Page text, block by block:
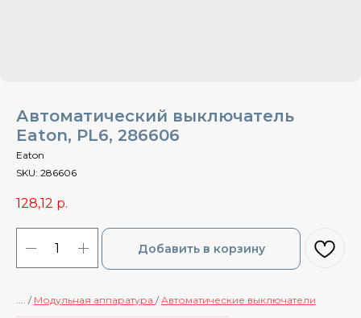
Автоматический выключатель
Eaton, PL6, 286606
Eaton
SKU: 286606
128,12 р.
Добавить в корзину
.... / Модульная аппаратура / Автоматические выключатели